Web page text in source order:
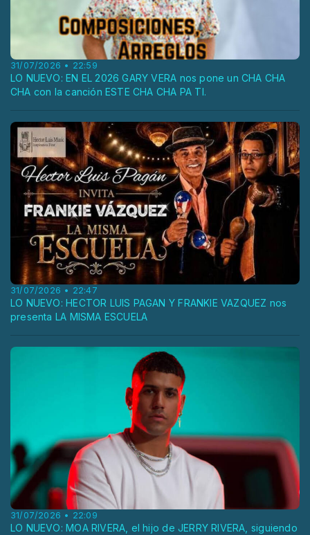
31/07/2026 • 22:59
LO NUEVO: EN EL 2026 GARY VERA nos pone un CHA CHA
CHA con la canción ESTE CHA CHA PA TI.
31/07/2026 • 22:47
LO NUEVO: HECTOR LUIS PAGAN Y FRANKIE VAZQUEZ nos
presenta LA MISMA ESCUELA
31/07/2026 • 22:09
LO NUEVO: MOA RIVERA, el hijo de JERRY RIVERA, siguiendo